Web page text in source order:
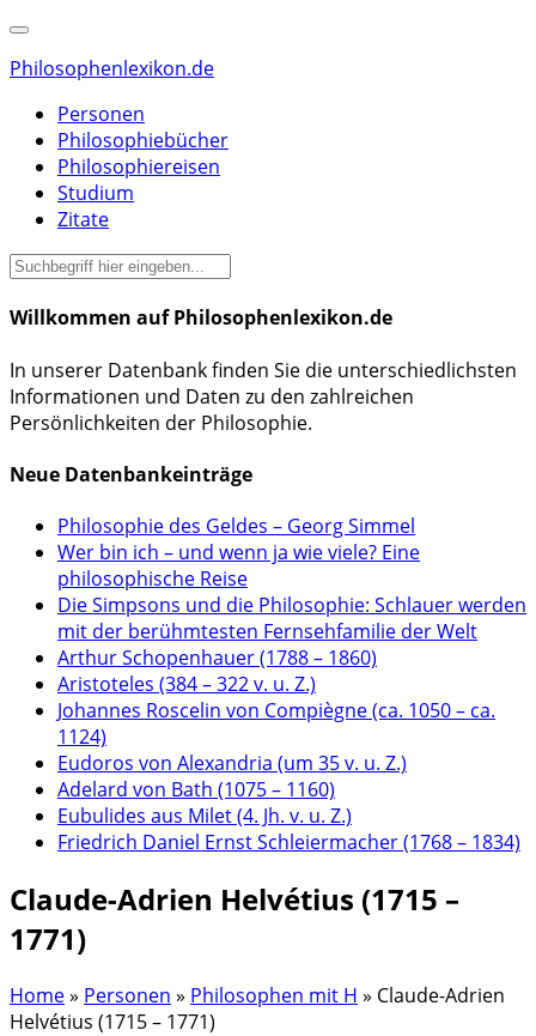
Philosophenlexikon.de
Personen
Philosophiebücher
Philosophiereisen
Studium
Zitate
Willkommen auf Philosophenlexikon.de
In unserer Datenbank finden Sie die unterschiedlichsten
Informationen und Daten zu den zahlreichen
Persönlichkeiten der Philosophie.
Neue Datenbankeinträge
Philosophie des Geldes – Georg Simmel
Wer bin ich – und wenn ja wie viele? Eine
philosophische Reise
Die Simpsons und die Philosophie: Schlauer werden
mit der berühmtesten Fernsehfamilie der Welt
Arthur Schopenhauer (1788 – 1860)
Aristoteles (384 – 322 v. u. Z.)
Johannes Roscelin von Compiègne (ca. 1050 – ca.
1124)
Eudoros von Alexandria (um 35 v. u. Z.)
Adelard von Bath (1075 – 1160)
Eubulides aus Milet (4. Jh. v. u. Z.)
Friedrich Daniel Ernst Schleiermacher (1768 – 1834)
Claude-Adrien Helvétius (1715 –
1771)
Home» Personen » Philosophen mit H » Claude-Adrien
Helvétius (1715 – 1771)